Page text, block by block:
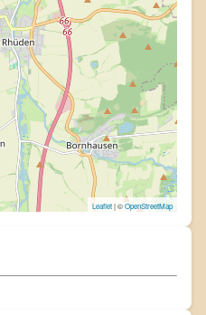
Leaflet| ©OpenStreetMap